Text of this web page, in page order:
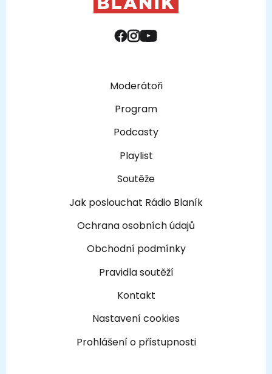
Moderátoři
Program
Podcasty
Playlist
Soutěže
Jak poslouchat Rádio Blaník
Ochrana osobních údajů
Obchodní podmínky
Pravidla soutěží
Kontakt
Nastavení cookies
Prohlášení o přístupnosti